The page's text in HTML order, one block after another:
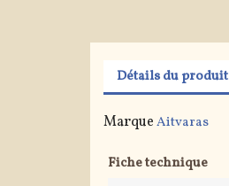
Détails du produit
MarqueAitvaras
Fiche technique